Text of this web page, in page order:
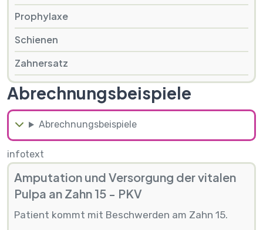
Prophylaxe
Schienen
Zahnersatz
Abrechnungsbeispiele
Abrechnungsbeispiele
infotext
Amputation und Versorgung der vitalen
Pulpa an Zahn 15 - PKV
Patient kommt mit Beschwerden am Zahn 15.